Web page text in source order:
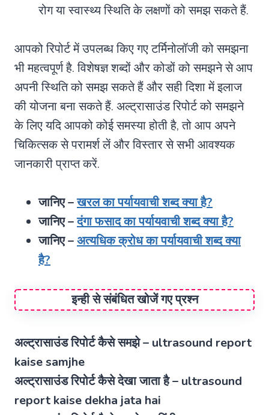
रोग या स्वास्थ्य स्थिति के लक्षणों को समझ सकते हैं.
आपको रिपोर्ट में उपलब्ध किए गए टर्मिनोलॉजी को समझना
भी महत्वपूर्ण है. विशेषज्ञ शब्दों और कोडों को समझने से आप
अपनी स्थिति को समझ सकते हैं और सही दिशा में इलाज
की योजना बना सकते हैं. अल्ट्रासाउंड रिपोर्ट को समझने
के लिए यदि आपको कोई समस्या होती है, तो आप अपने
चिकित्सक से परामर्श लें और विस्तार से सभी आवश्यक
जानकारी प्राप्त करें.
जानिए –खरल का पर्यायवाची शब्द क्या है?
जानिए –दंगा फसाद का पर्यायवाची शब्द क्या है?
जानिए –अत्यधिक क्रोध का पर्यायवाची शब्द क्या
है?
इन्ही से संबंधित खोजें गए प्रश्न
अल्ट्रासाउंड रिपोर्ट कैसे समझे – ultrasound report
kaise samjhe
अल्ट्रासाउंड रिपोर्ट कैसे देखा जाता है – ultrasound
report kaise dekha jata hai